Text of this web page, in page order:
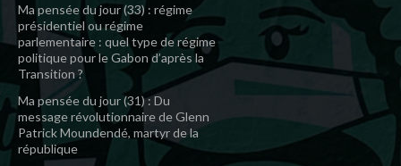
Ma pensée du jour (33) : régime
présidentiel ou régime
parlementaire : quel type de régime
politique pour le Gabon d’après la
Transition ?
Ma pensée du jour (31) : Du
message révolutionnaire de Glenn
Patrick Moundendé, martyr de la
république